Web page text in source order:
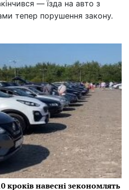
— їзда на авто з
тепер порушення закону.
кроків навесні зекономлять